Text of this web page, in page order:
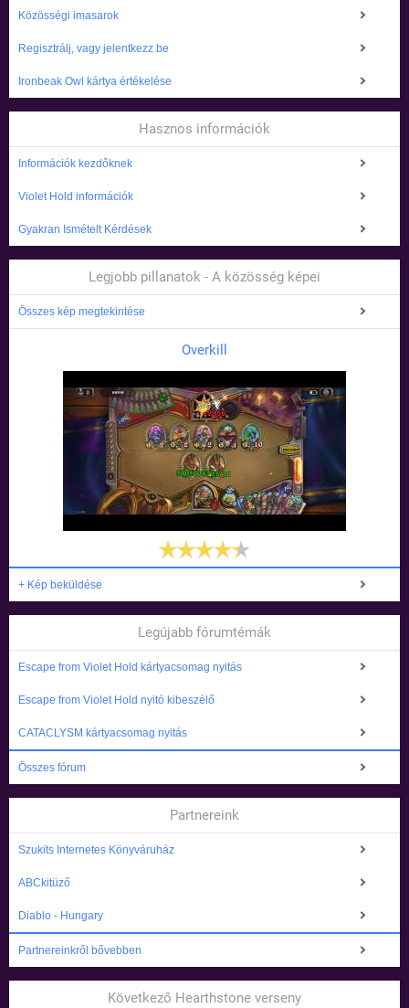
Közösségi imasarok
Regisztrálj, vagy jelentkezz be
Ironbeak Owl kártya értékelése
Hasznos információk
Információk kezdőknek
Violet Hold információk
Gyakran Ismételt Kérdések
Legjobb pillanatok - A közösség képei
Összes kép megtekintése
Overkill
+ Kép beküldése
Legújabb fórumtémák
Escape from Violet Hold kártyacsomag nyitás
Escape from Violet Hold nyitó kibeszélő
CATACLYSM kártyacsomag nyitás
Összes fórum
Partnereink
Szukits Internetes Könyváruház
ABCkitüző
Diablo - Hungary
Partnereinkről bővebben
Következő Hearthstone verseny